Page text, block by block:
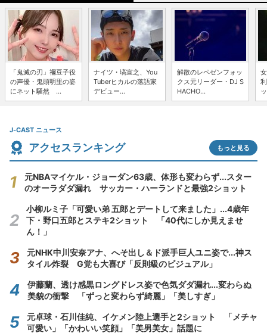
「鬼滅の刃」禰豆子役
の声優・鬼頭明里の姿
にネット騒然 ...
ナイツ・塙宣之、You
Tuberヒカルの落語家
デビュー...
解散のレペゼンフォッ
クス元リーダー・DJ S
HACHO...
J-CAST ニュース
アクセスランキング もっと見る
元NBAマイケル・ジョーダン63歳、体形も変わらず...スター
のオーラダダ漏れ サッカー・ハーランドと最強2ショット
小柳ルミ子「可愛い弟 五郎とデートして来ました」...4歳年
下・野口五郎とステキ2ショット 「40代にしか見えませ
ん！」
元NHK中川安奈アナ、へそ出し＆ド派手巨人ユニ姿で...神ス
タイル炸裂 G党も大喜び「反則級のビジュアル」
伊藤蘭、透け感黒ロングドレス姿で色気ダダ漏れ...変わらぬ
美貌の衝撃 「ずっと変わらず綺麗」「美しすぎ」
元卓球・石川佳純、イケメン陸上選手と2ショット 「メチャ
可愛い」「かわいい笑顔」「美男美女」話題に